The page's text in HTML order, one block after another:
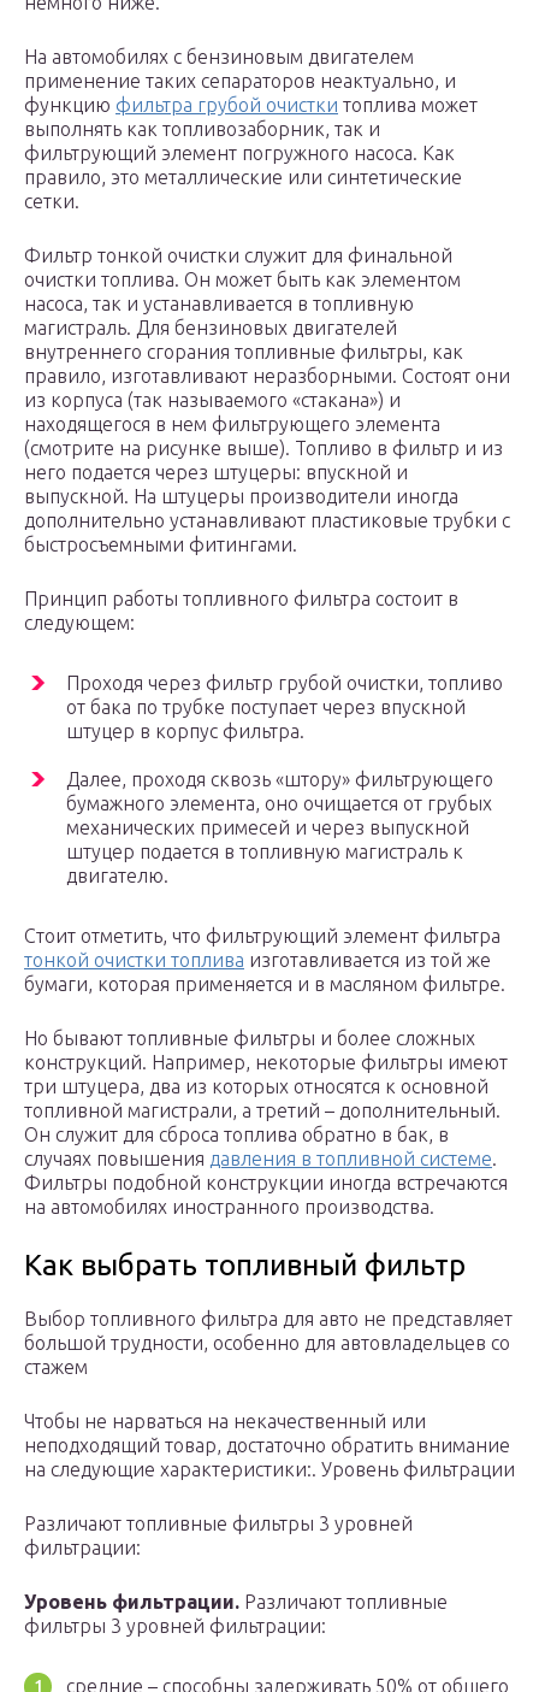
На автомобилях с бензиновым двигателем
применение таких сепараторов неактуально, и
функцию фильтра грубой очистки топлива может
выполнять как топливозаборник, так и
фильтрующий элемент погружного насоса. Как
правило, это металлические или синтетические
сетки.
Фильтр тонкой очистки служит для финальной
очистки топлива. Он может быть как элементом
насоса, так и устанавливается в топливную
магистраль. Для бензиновых двигателей
внутреннего сгорания топливные фильтры, как
правило, изготавливают неразборными. Состоят они
из корпуса (так называемого «стакана») и
находящегося в нем фильтрующего элемента
(смотрите на рисунке выше). Топливо в фильтр и из
него подается через штуцеры: впускной и
выпускной. На штуцеры производители иногда
дополнительно устанавливают пластиковые трубки с
быстросъемными фитингами.
Принцип работы топливного фильтра состоит в
следующем:
Проходя через фильтр грубой очистки, топливо
от бака по трубке поступает через впускной
штуцер в корпус фильтра.
Далее, проходя сквозь «штору» фильтрующего
бумажного элемента, оно очищается от грубых
механических примесей и через выпускной
штуцер подается в топливную магистраль к
двигателю.
Стоит отметить, что фильтрующий элемент фильтра
тонкой очистки топлива изготавливается из той же
бумаги, которая применяется и в масляном фильтре.
Но бывают топливные фильтры и более сложных
конструкций. Например, некоторые фильтры имеют
три штуцера, два из которых относятся к основной
топливной магистрали, а третий – дополнительный.
Он служит для сброса топлива обратно в бак, в
случаях повышения давления в топливной системе.
Фильтры подобной конструкции иногда встречаются
на автомобилях иностранного производства.
Как выбрать топливный фильтр
Выбор топливного фильтра для авто не представляет
большой трудности, особенно для автовладельцев со
стажем
Чтобы не нарваться на некачественный или
неподходящий товар, достаточно обратить внимание
на следующие характеристики:. Уровень фильтрации
Различают топливные фильтры 3 уровней
фильтрации:
Уровень фильтрации. Различают топливные
фильтры 3 уровней фильтрации:
средние – способны задерживать 50% от общего